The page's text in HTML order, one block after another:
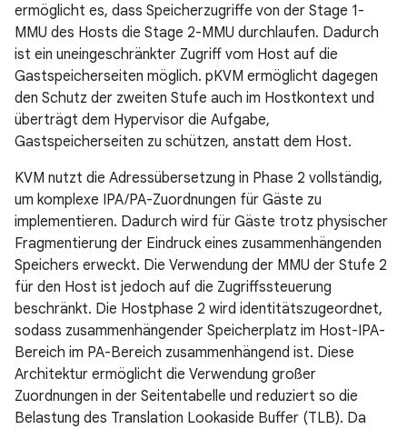
ermöglicht es, dass Speicherzugriffe von der Stage 1-
MMU des Hosts die Stage 2-MMU durchlaufen. Dadurch
ist ein uneingeschränkter Zugriff vom Host auf die
Gastspeicherseiten möglich. pKVM ermöglicht dagegen
den Schutz der zweiten Stufe auch im Hostkontext und
überträgt dem Hypervisor die Aufgabe,
Gastspeicherseiten zu schützen, anstatt dem Host.
KVM nutzt die Adressübersetzung in Phase 2 vollständig,
um komplexe IPA/PA-Zuordnungen für Gäste zu
implementieren. Dadurch wird für Gäste trotz physischer
Fragmentierung der Eindruck eines zusammenhängenden
Speichers erweckt. Die Verwendung der MMU der Stufe 2
für den Host ist jedoch auf die Zugriffssteuerung
beschränkt. Die Hostphase 2 wird identitätszugeordnet,
sodass zusammenhängender Speicherplatz im Host-IPA-
Bereich im PA-Bereich zusammenhängend ist. Diese
Architektur ermöglicht die Verwendung großer
Zuordnungen in der Seitentabelle und reduziert so die
Belastung des Translation Lookaside Buffer (TLB). Da